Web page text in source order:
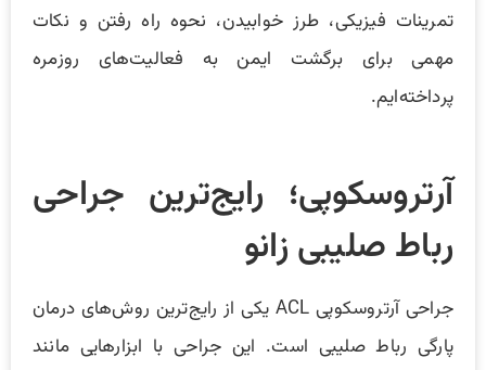
تمرینات فیزیکی، طرز خوابیدن، نحوه راه رفتن و نکات
مهمی برای برگشت ایمن به فعالیت‌های روزمره
پرداخته‌ایم.
آرتروسکوپی؛ رایج‌ترین جراحی
رباط صلیبی زانو
جراحی آرتروسکوپی ACL یکی از رایج‌ترین روش‌های درمان
پارگی رباط صلیبی است. این جراحی با ابزارهایی مانند